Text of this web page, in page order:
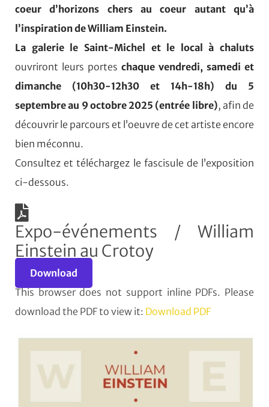
coeur d’horizons chers au coeur autant qu’à
l’inspiration de William Einstein.
La galerie le Saint-Michel et le local à chaluts
ouvriront leurs portes chaque vendredi, samedi et
dimanche (10h30-12h30 et 14h-18h) du 5
septembre au 9 octobre 2025 (entrée libre), afin de
découvrir le parcours et l’oeuvre de cet artiste encore
bien méconnu.
Consultez et téléchargez le fascisule de l’exposition
ci-dessous.
Expo-événements / William
Einstein au Crotoy
Download
This browser does not support inline PDFs. Please
download the PDF to view it: Download PDF